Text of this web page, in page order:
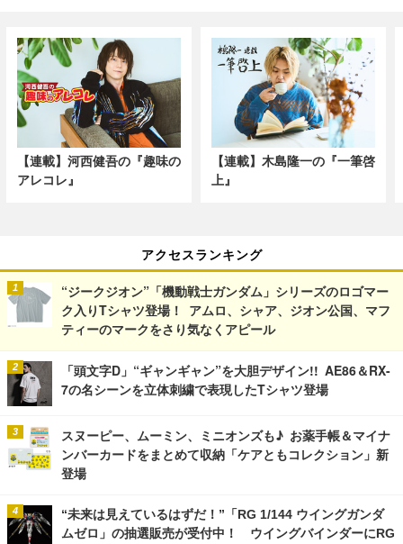
【連載】河西健吾の『趣味の
アレコレ』
【連載】木島隆一の『一筆啓
上』
アクセスランキング
“ジークジオン”「機動戦士ガンダム」シリーズのロゴマー
ク入りTシャツ登場！ アムロ、シャア、ジオン公国、マフ
ティーのマークをさり気なくアピール
「頭文字D」“ギャンギャン”を大胆デザイン!! AE86＆RX-
7の名シーンを立体刺繍で表現したTシャツ登場
スヌーピー、ムーミン、ミニオンズも♪ お薬手帳＆マイナ
ンバーカードをまとめて収納「ケアともコレクション」新
登場
“未来は見えているはずだ！”「RG 1/144 ウイングガンダ
ムゼロ」の抽選販売が受付中！ ウイングバインダーにRG